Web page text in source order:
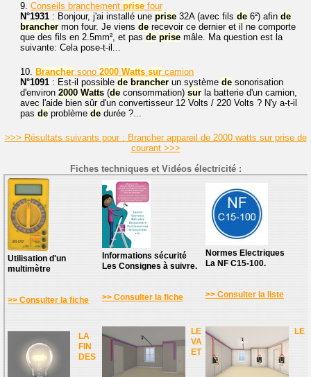
9. Conseils branchement prise four
N°1931 : Bonjour, j'ai installé une prise 32A (avec fils de 6²) afin de
brancher mon four. Je viens de recevoir ce dernier et il ne comporte
que des fils en 2.5mm², et pas de prise mâle. Ma question est la
suivante: Cela pose-t-il...
10. Brancher sono 2000 Watts sur camion
N°1091 : Est-il possible de brancher un système de sonorisation
d'environ 2000 Watts (de consommation) sur la batterie d'un camion,
avec l'aide bien sûr d'un convertisseur 12 Volts / 220 Volts ? N'y a-t-il
pas de problème de durée ?...
>>> Résultats suivants pour : Brancher appareil de 2000 watts sur prise de
courant >>>
Fiches techniques et Vidéos électricité :
Utilisation d'un
multimètre
>> Consulter la fiche
Informations sécurité
Les Consignes à suivre.
>> Consulter la fiche
Normes Electriques
La NF C15-100.
>> Consulter la liste
LA
FIN
DES
LE
VA
ET
LE